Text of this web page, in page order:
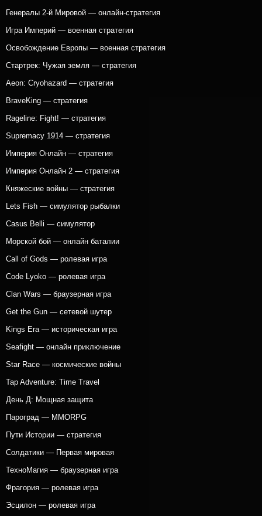
Генералы 2-й Мировой — онлайн-стратегия
Игра Империй — военная стратегия
Освобождение Европы — военная стратегия
Стартрек: Чужая земля — стратегия
Aeon: Cryohazard — стратегия
BraveKing — стратегия
Rageline: Fight! — стратегия
Supremacy 1914 — стратегия
Империя Онлайн — стратегия
Империя Онлайн 2 — стратегия
Княжеские войны — стратегия
Lets Fish — симулятор рыбалки
Casus Belli — симулятор
Морской бой — онлайн баталии
Call of Gods — ролевая игра
Code Lyoko — ролевая игра
Clan Wars — браузерная игра
Get the Gun — сетевой шутер
Kings Era — историческая игра
Seafight — онлайн приключение
Star Race — космические войны
Tap Adventure: Time Travel
День Д: Мощная защита
Пароград — MMORPG
Пути Истории — стратегия
Солдатики — Первая мировая
ТехноМагия — браузерная игра
Фрагория — ролевая игра
Эсцилон — ролевая игра